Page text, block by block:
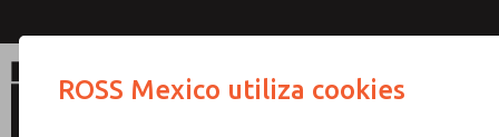
ROSS Mexico utiliza cookies